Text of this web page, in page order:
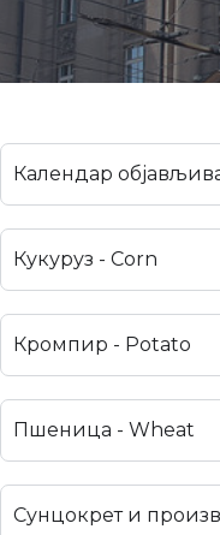
Календар
Кукуруз - Corn
Кромпир - Potato
Пшеница - Wheat
Сунцокрет и